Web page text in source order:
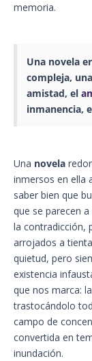
memoria.
Una novela
compleja,
amistad, el
inmanencia,
Una novela
inmersos en ella
saber bien que
que se parecen
la contradicción,
arrojados a
quietud, pero
existencia
que nos marca: la
trastocándolo
campo de
convertida en
inundación.